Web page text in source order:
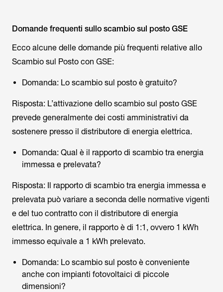
Domande frequenti sullo scambio sul posto GSE
Ecco alcune delle domande più frequenti relative allo
Scambio sul Posto con GSE:
Domanda: Lo scambio sul posto è gratuito?
Risposta: L’attivazione dello scambio sul posto GSE
prevede generalmente dei costi amministrativi da
sostenere presso il distributore di energia elettrica.
Domanda: Qual è il rapporto di scambio tra energia
immessa e prelevata?
Risposta: Il rapporto di scambio tra energia immessa e
prelevata può variare a seconda delle normative vigenti
e del tuo contratto con il distributore di energia
elettrica. In genere, il rapporto è di 1:1, ovvero 1 kWh
immesso equivale a 1 kWh prelevato.
Domanda: Lo scambio sul posto è conveniente
anche con impianti fotovoltaici di piccole
dimensioni?